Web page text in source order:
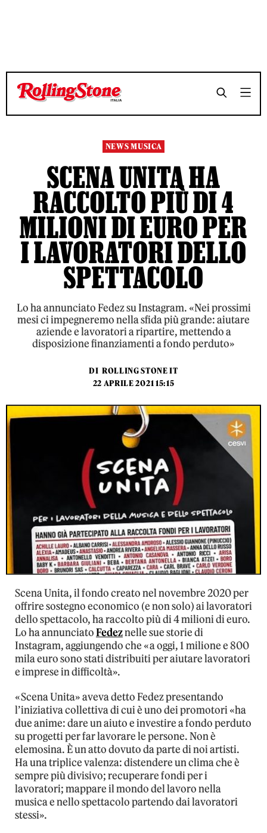
TEMPO DI LETTURA 3 MINUTI SHARE
TEMPO DI LETTURA 3 MINUTI SHARE
NEWS MUSICA
SCENA UNITA HA
RACCOLTO PIÙ DI 4
MILIONI DI EURO PER
I LAVORATORI DELLO
SPETTACOLO
Lo ha annunciato Fedez su Instagram. «Nei prossimi
mesi ci impegneremo nella sfida più grande: aiutare
aziende e lavoratori a ripartire, mettendo a
disposizione finanziamenti a fondo perduto»
DI ROLLING STONE IT
22 APRILE 2021 15:15
Scena Unita, il fondo creato nel novembre 2020 per
offrire sostegno economico (e non solo) ai lavoratori
dello spettacolo, ha raccolto più di 4 milioni di euro.
Lo ha annunciatoFedeznelle sue storie di
Instagram, aggiungendo che «a oggi, 1 milione e 800
mila euro sono stati distribuiti per aiutare lavoratori
e imprese in difficoltà».
«Scena Unita» aveva detto Fedez presentando
l’iniziativa collettiva di cui è uno dei promotori «ha
due anime: dare un aiuto e investire a fondo perduto
su progetti per far lavorare le persone. Non è
elemosina. È un atto dovuto da parte di noi artisti.
Ha una triplice valenza: distendere un clima che è
sempre più divisivo; recuperare fondi per i
lavoratori; mappare il mondo del lavoro nella
musica e nello spettacolo partendo dai lavoratori
stessi».